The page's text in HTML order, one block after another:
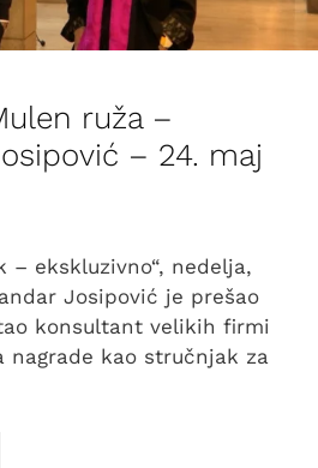
ruža –
– 24. maj
– ekskluzivno“, nedelja,
Josipović je prešao
konsultant velikih firmi
nagrade kao stručnjak za